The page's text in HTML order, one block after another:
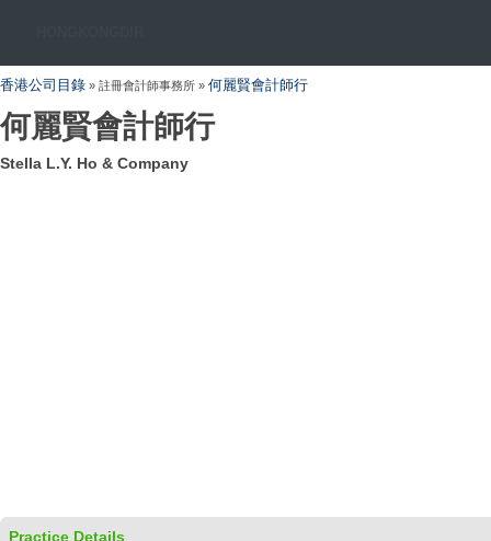
香港公司目錄 » 註冊會計師事務所 » 何麗賢會計師行
何麗賢會計師行
Stella L.Y. Ho & Company
Practice Details